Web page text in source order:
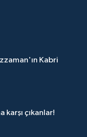
Kabri
karşı çıkanlar!